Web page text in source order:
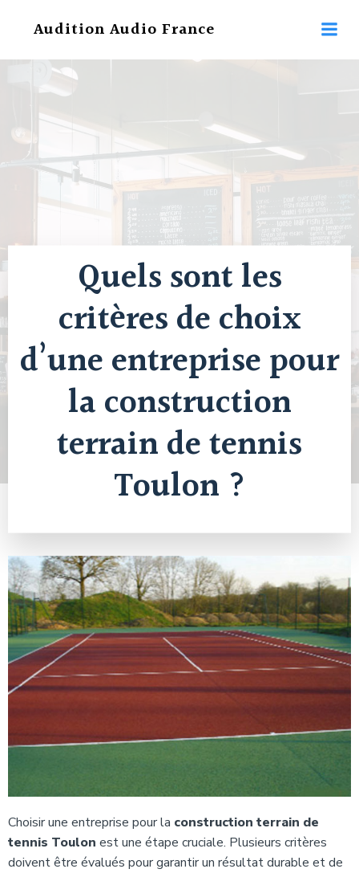
au
Audition Audio France
Quels sont les
critères de choix
d’une entreprise pour
la construction
terrain de tennis
Toulon ?
Choisir une entreprise pour la construction terrain de
tennis Toulon est une étape cruciale. Plusieurs critères
doivent être évalués pour garantir un résultat durable et de